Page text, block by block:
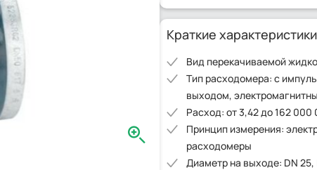
Краткие характеристики
Вид перекачиваемой
Тип расходомера: с
выходом,
Расход: от 3,42 до 162 000
Принцип измерения:
расходомеры
Диаметр на выходе: DN 25,